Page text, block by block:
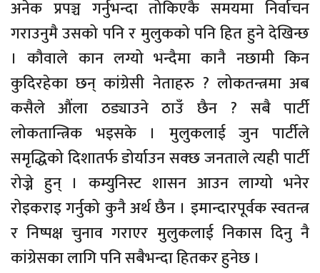
अनेक प्रपञ्च गर्नुभन्दा तोकिएकै समयमा निर्वाचन
गराउनुमै उसको पनि र मुलुकको पनि हित हुने देखिन्छ
। कौवाले कान लग्यो भन्दैमा कानै नछामी किन
कुदिरहेका छन् कांग्रेसी नेताहरु ? लोकतन्त्रमा अब
कसैले औंला ठड्याउने ठाउँ छैन ? सबै पार्टी
लोकतान्त्रिक भइसके । मुलुकलाई जुन पार्टीले
समृद्धिको दिशातर्फ डोर्याउन सक्छ जनताले त्यही पार्टी
रोज्ने हुन् । कम्युनिस्ट शासन आउन लाग्यो भनेर
रोइकराइ गर्नुको कुनै अर्थ छैन । इमान्दारपूर्वक स्वतन्त्र
र निष्पक्ष चुनाव गराएर मुलुकलाई निकास दिनु नै
कांग्रेसका लागि पनि सबैभन्दा हितकर हुनेछ ।